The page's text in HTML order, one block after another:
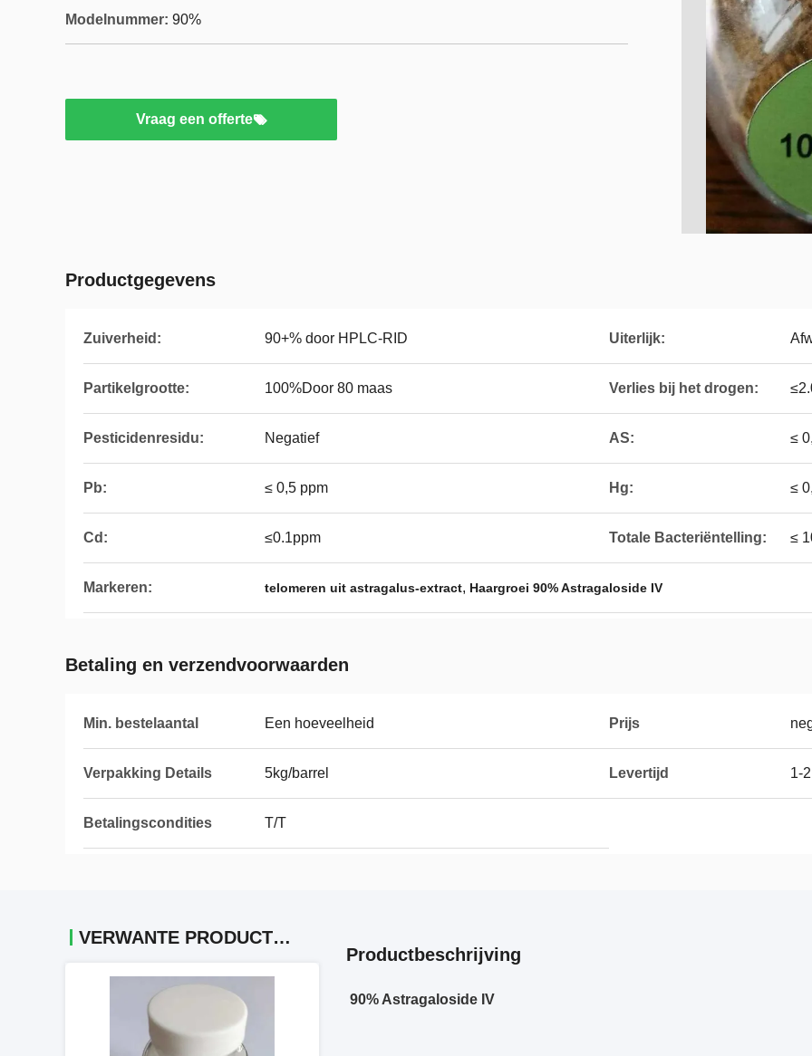
Modelnummer: 90%
Vraag een offerte
Productgegevens
Zuiverheid: 90+% door HPLC-RID Uiterlijk:
Partikelgrootte: 100%Door 80 maas Verlies bij het drogen:
Pesticidenresidu: Negatief AS: ≤
Pb: ≤ 0,5 ppm Hg: ≤
Cd: ≤0.1ppm Totale Bacteriëntelling: ≤
Markeren: telomeren uit astragalus-extract, Haargroei 90% Astragaloside IV
Betaling en verzendvoorwaarden
Min. bestelaantal Een hoeveelheid Prijs
Verpakking Details 5kg/barrel Levertijd 1-
Betalingscondities T/T
VERWANTE PRODUCTEN
Productbeschrijving
90% Astragaloside IV